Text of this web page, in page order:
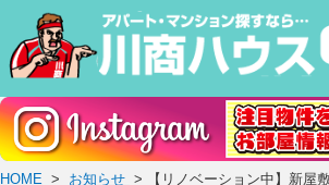
HOME > お知らせ > 【リノベーション中】新屋